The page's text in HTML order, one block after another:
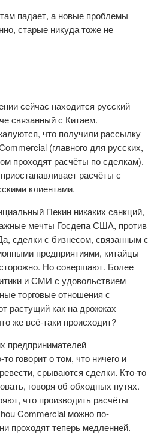
падает, а новые проблемы
старые никуда тоже не
сейчас находится русский
связанный с Китаем.
что получили рассылку
(главного для русских,
проходят расчёты по сделкам).
расчёты с
клиентами.
Пекин никаких санкций,
мечты Госдепа США, против
сделки с бизнесом, связанным с
предприятиями, китайцы
Но совершают. Более
и СМИ с удовольствием
торговые отношения с
растущий как на дрожжах
же всё-таки происходит?
предпринимателей
говорит о том, что ничего и
срываются сделки. Кто-то
говоря об обходных путях.
что производить расчёты
Commercial можно по-
проходят теперь медленней.